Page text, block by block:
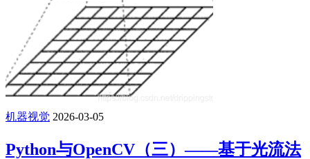
机器视觉 2026-03-05
Python与OpenCV（三）——基于光流法